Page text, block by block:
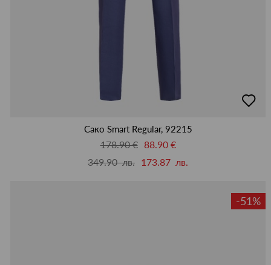
в
Сако Smart Regular, 92215
178.90 €
88.90 €
349.90 лв. 173.87 лв.
-51%